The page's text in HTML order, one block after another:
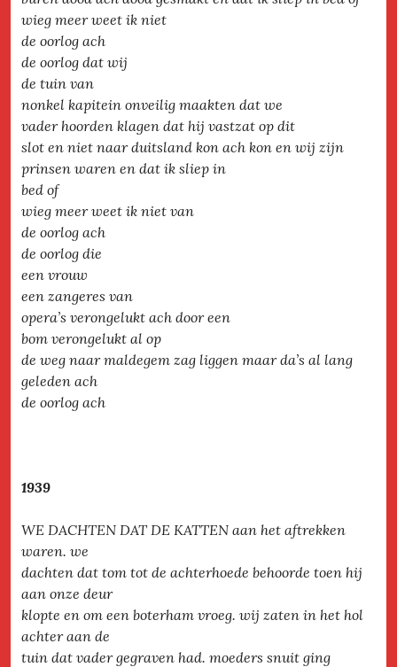
wieg meer weet ik niet
de oorlog ach
de oorlog dat wij
de tuin van
nonkel kapitein onveilig maakten dat we
vader hoorden klagen dat hij vastzat op dit
slot en niet naar duitsland kon ach kon en wij zijn
prinsen waren en dat ik sliep in
bed of
wieg meer weet ik niet van
de oorlog ach
de oorlog die
een vrouw
een zangeres van
opera’s verongelukt ach door een
bom verongelukt al op
de weg naar maldegem zag liggen maar da’s al lang
geleden ach
de oorlog ach
1939
WE DACHTEN DAT DE KATTEN aan het aftrekken
waren. we
dachten dat tom tot de achterhoede behoorde toen hij
aan onze deur
klopte en om een boterham vroeg. wij zaten in het hol
achter aan de
tuin dat vader gegraven had. moeders snuit ging